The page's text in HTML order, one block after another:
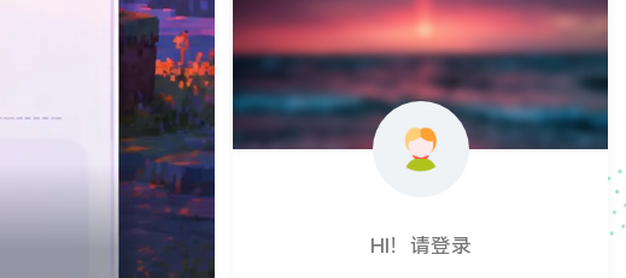
HI！请登录